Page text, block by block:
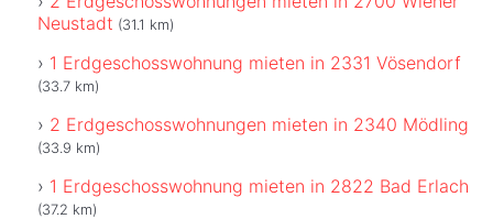
Neustadt (31.1 km)
1 Erdgeschosswohnung mieten in 2331 Vösendorf
(33.7 km)
2 Erdgeschosswohnungen mieten in 2340 Mödling
(33.9 km)
1 Erdgeschosswohnung mieten in 2822 Bad Erlach
(37.2 km)